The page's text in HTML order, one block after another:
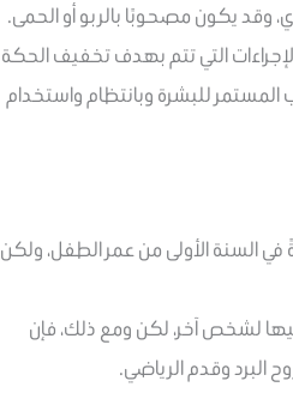
وقد يكون مصحوبًا بالربو أو الحمى.
التي تتم بهدف تخفيف الحكة
المستمر للبشرة وبانتظام واستخدام
السنة الأولى من عمر الطفل، ولكن
لشخص آخر، لكن ومع ذلك، فإن
البرد وقدم الرياضي.